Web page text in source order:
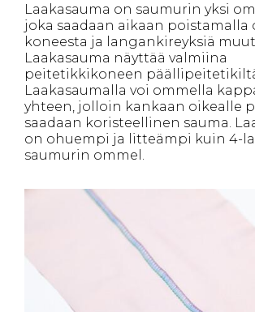
Laakasauma on saumurin yksi
joka saadaan aikaan poistamalla
koneesta ja langankireyksiä
Laakasauma näyttää valmiina
peitetikkikoneen
Laakasaumalla voi ommella
yhteen, jolloin kankaan oikealle
saadaan koristeellinen sauma.
on ohuempi ja litteämpi kuin 4-
saumurin ommel.